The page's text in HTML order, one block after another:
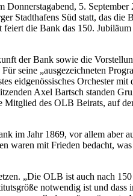
5.
Stadthafens Süd statt, das
die Bank das 150.
der Bank sowie die
seine „ausgezeichneten
eidgenössisches Orchester
Axel Bartsch standen
des OLB Beirats, auf
im Jahr 1869, vor allem aber
waren mit Frieden bedacht,
„Die OLB ist auch nach
notwendig ist und